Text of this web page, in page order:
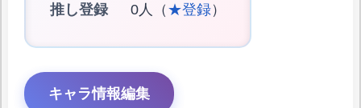
推し登録 0人（ ★登録）
キャラ情報編集